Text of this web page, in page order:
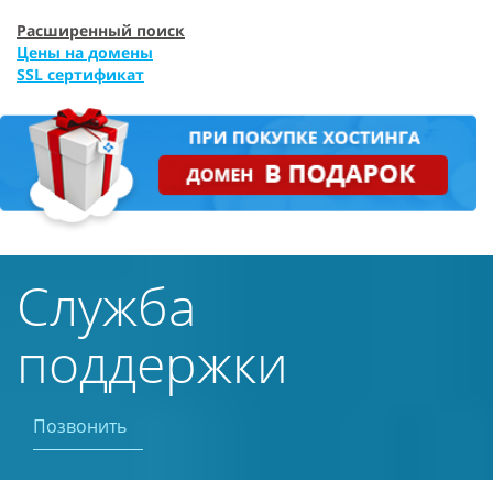
Расширенный поиск
Цены на домены
SSL сертификат
Служба
поддержки
Позвонить